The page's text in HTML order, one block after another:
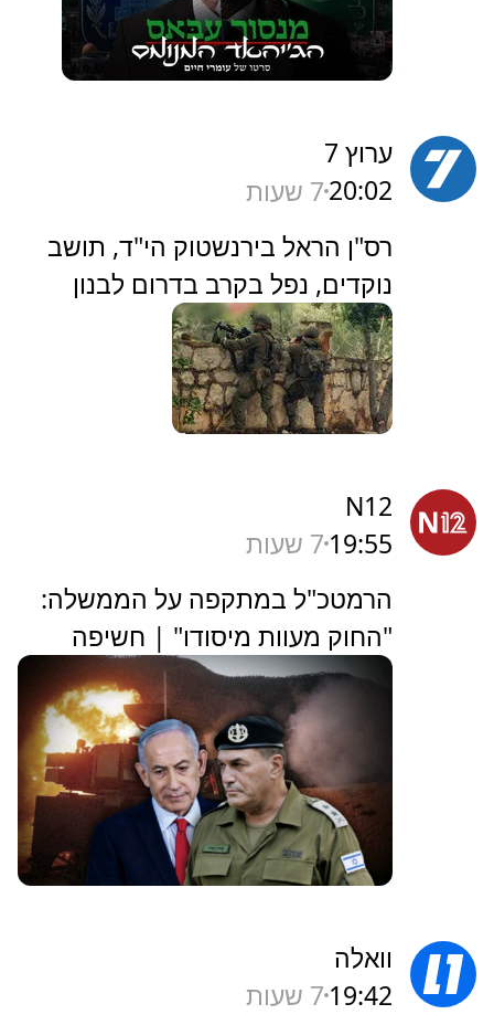
ערוץ 7
20:027 שעות
‏רס"ן הראל בירנשטוק הי"ד, תושב
נוקדים, נפל בקרב בדרום לבנון
N12
19:55 7 שעות
הרמטכ"ל במתקפה על הממשלה:
"החוק מעוות מיסודו" | חשיפה
וואלה
19:42 7 שעות